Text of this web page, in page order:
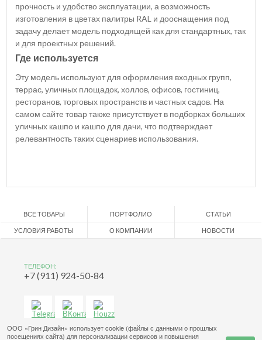
прочность и удобство эксплуатации, а возможность
изготовления в цветах палитры RAL и дооснащения под
задачу делает модель подходящей как для стандартных, так
и для проектных решений.
Где используется
Эту модель используют для оформления входных групп,
террас, уличных площадок, холлов, офисов, гостиниц,
ресторанов, торговых пространств и частных садов. На
самом сайте товар также присутствует в подборках больших
уличных кашпо и кашпо для дачи, что подтверждает
релевантность таких сценариев использования.
ВСЕ ТОВАРЫ ПОРТФОЛИО СТАТЬИ
УСЛОВИЯ РАБОТЫ О КОМПАНИИ НОВОСТИ
ТЕЛЕФОН:
+7 (911) 924-50-84
ООО «Грин Дизайн» использует cookie (файлы с данными о прошлых
посещениях сайта) для персонализации сервисов и повышения